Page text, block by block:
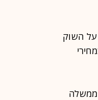
השוק